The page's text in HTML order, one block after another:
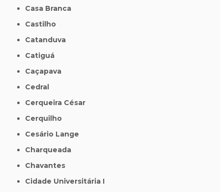
Casa Branca
Castilho
Catanduva
Catiguá
Caçapava
Cedral
Cerqueira César
Cerquilho
Cesário Lange
Charqueada
Chavantes
Cidade Universitária I